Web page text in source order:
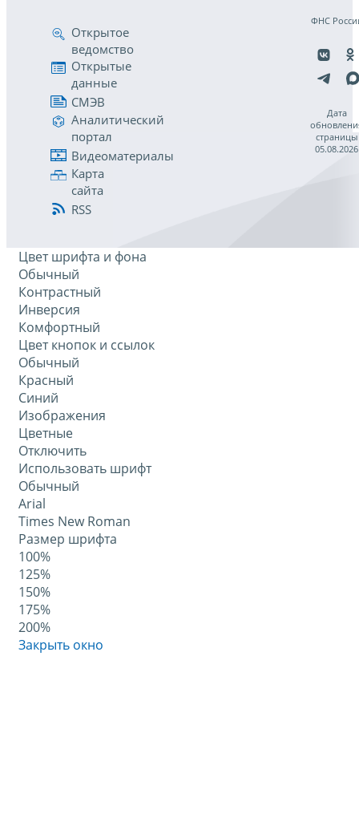
Открытое
ведомство
Открытые
данные
СМЭВ
Аналитический
портал
Видеоматериалы
Карта
сайта
RSS
ФНС
Дата
страницы
05.08.2026
Цвет шрифта и фона
Обычный
Контрастный
Инверсия
Комфортный
Цвет кнопок и ссылок
Обычный
Красный
Синий
Изображения
Цветные
Отключить
Использовать шрифт
Обычный
Arial
Times New Roman
Размер шрифта
100%
125%
150%
175%
200%
Закрыть окно